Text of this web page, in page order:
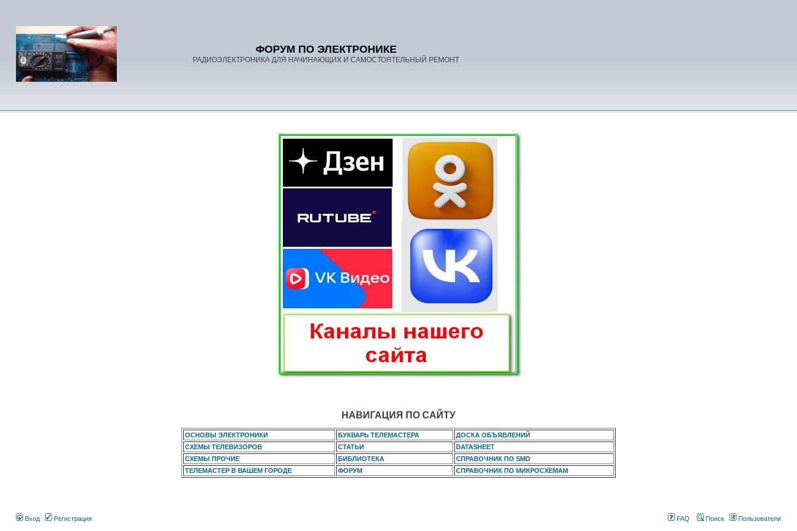
ФОРУМ ПО ЭЛЕКТРОНИКЕ
РАДИОЭЛЕКТРОНИКА ДЛЯ НАЧИНАЮЩИХ И САМОСТОЯТЕЛЬНЫЙ РЕМОНТ
НАВИГАЦИЯ ПО САЙТУ
ОСНОВЫ ЭЛЕКТРОНИКИ БУКВАРЬ ТЕЛЕМАСТЕРА
ДОСКА ОБЪЯВЛЕНИЙ
СХЕМЫ ТЕЛЕВИЗОРОВ
СТАТЬИ
DATASHEET
СХЕМЫ ПРОЧИЕ
БИБЛИОТЕКА
СПРАВОЧНИК ПО SMD
ТЕЛЕМАСТЕР В ВАШЕМ ГОРОДЕ
ФОРУМ СПРАВОЧНИК ПО МИКРОСХЕМАМ
Вход Регистрация FAQ Поиск Пользователи